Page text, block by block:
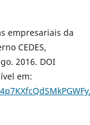
empresariais da
CEDES,
2016. DOI
em: